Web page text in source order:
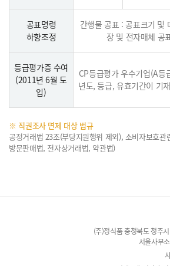
공표명령
하향조정
간행물 공표 : 공표크기 및
장 및 전자매체 공
등급평가증 수여
(2011년 6월 도
입)
CP등급평가 우수기업(A등
년도, 등급, 유효기간이 기
※ 직권조사 면제 대상 법규
공정거래법 23조(부당지원행위 제외), 소비자보호관
방문판매법, 전자상거래법, 약관법)
(주)정식품 충청북도 청주
서울사무